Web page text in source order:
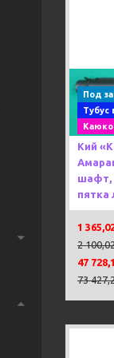
Под
Тубус
Кий
шафт,
пятка
1
2
47
73